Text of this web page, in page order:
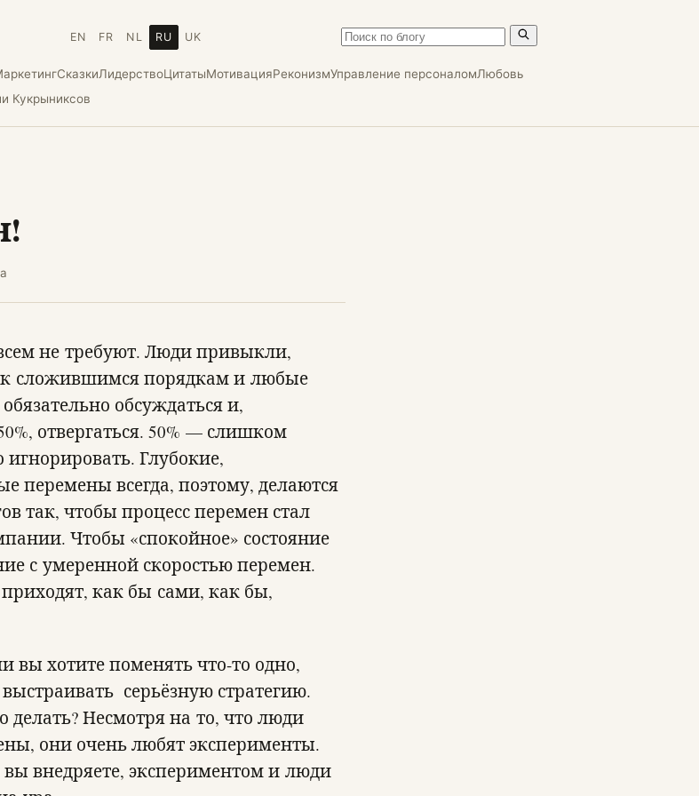
EN FR NL RU UK
СказкиЛидерствоЦитатыМотивацияРеконизмУправление персоналомЛюбовь
Кукрыниксов
не требуют. Люди привыкли,
сложившимся порядкам и любые
обсуждаться и,
отвергаться. 50% — слишком
игнорировать. Глубокие,
перемены всегда, поэтому, делаются
так, чтобы процесс перемен стал
Чтобы «спокойное» состояние
с умеренной скоростью перемен.
как бы сами, как бы,
вы хотите поменять что-то одно,
серьёзную стратегию.
Несмотря на то, что люди
они очень любят эксперименты.
вы внедряете, экспериментом и люди